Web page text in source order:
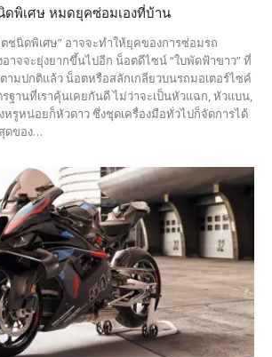
พิเศษ หมดยุคซ่อมเองที่บ้าน
ชนิดพิเศษ” อาจจะทำให้ยุคของการซ่อมรถ
อาจจะยุ่งยากขึ้นไปอีก น็อตดีไซน์ “ใบพัดฟ้าขาว” ที่
ามปกติแล้ว น็อตหรือสลักเกลียวบนรถมอเตอร์ไซค์
ฐานที่เราคุ้นเคยกันดี ไม่ว่าจะเป็นหัวแฉก, หัวแบน,
รูหน่อยก็หัวดาว ซึ่งชุดเครื่องมือทั่วไปก็จัดการได้
ดของ…